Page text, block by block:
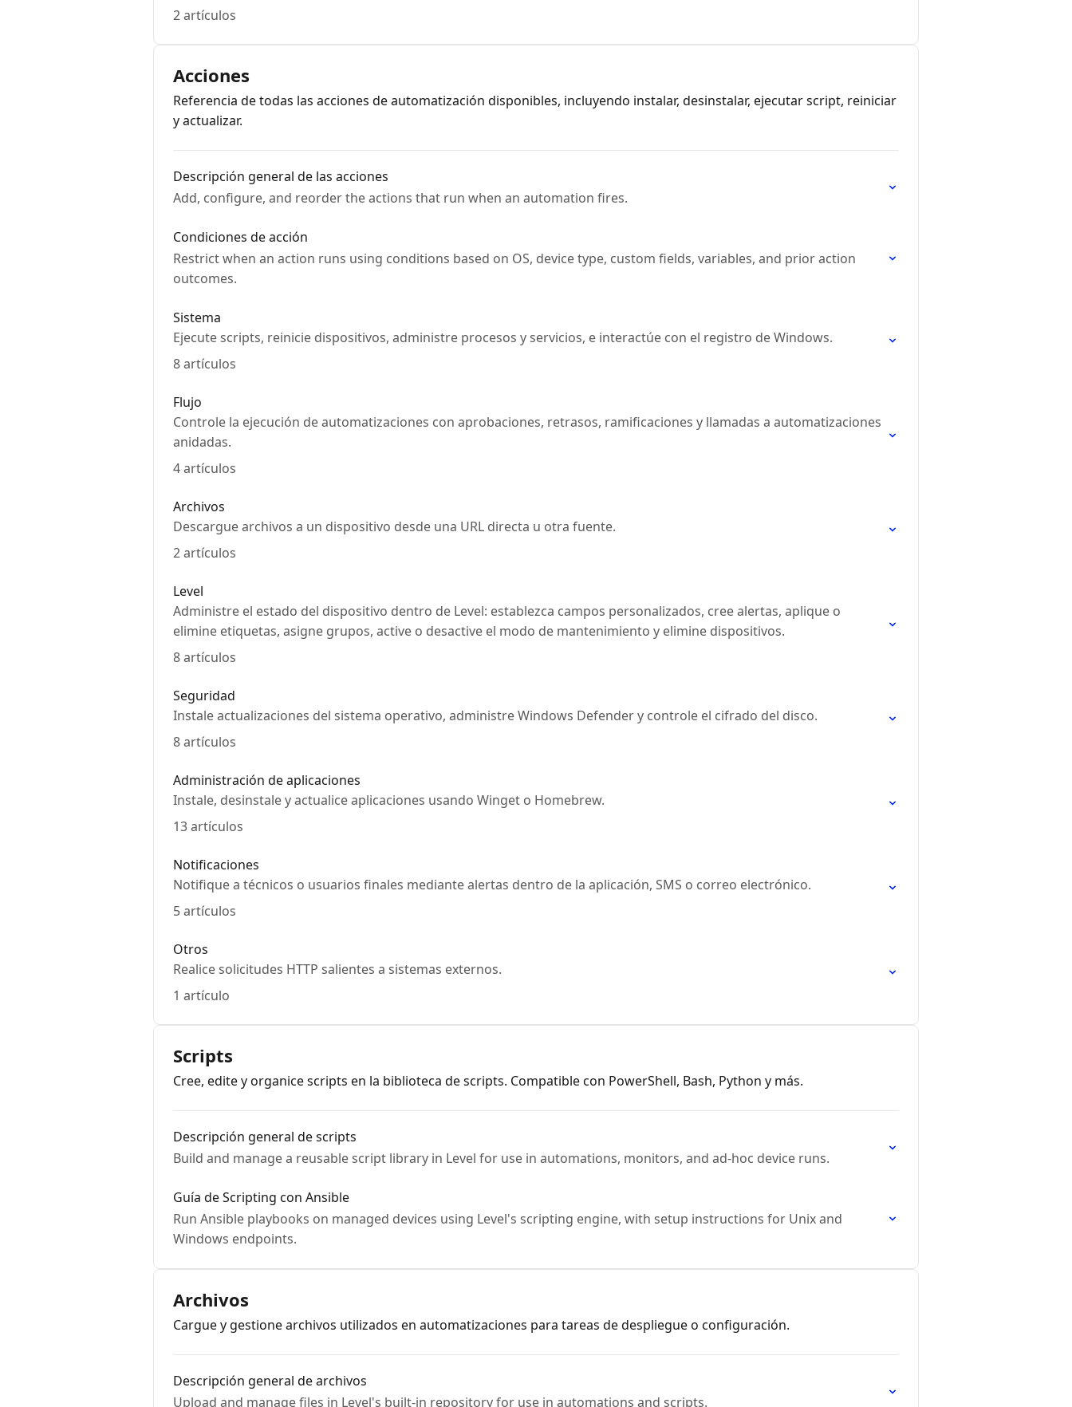
2 artículos
Acciones
Referencia de todas las acciones de automatización disponibles, incluyendo instalar, desinstalar, ejecutar script, reiniciar
y actualizar.
Descripción general de las acciones
Add, configure, and reorder the actions that run when an automation fires.
Condiciones de acción
Restrict when an action runs using conditions based on OS, device type, custom fields, variables, and prior action
outcomes.
Sistema
Ejecute scripts, reinicie dispositivos, administre procesos y servicios, e interactúe con el registro de Windows.
8 artículos
Flujo
Controle la ejecución de automatizaciones con aprobaciones, retrasos, ramificaciones y llamadas a automatizaciones
anidadas.
4 artículos
Archivos
Descargue archivos a un dispositivo desde una URL directa u otra fuente.
2 artículos
Level
Administre el estado del dispositivo dentro de Level: establezca campos personalizados, cree alertas, aplique o
elimine etiquetas, asigne grupos, active o desactive el modo de mantenimiento y elimine dispositivos.
8 artículos
Seguridad
Instale actualizaciones del sistema operativo, administre Windows Defender y controle el cifrado del disco.
8 artículos
Administración de aplicaciones
Instale, desinstale y actualice aplicaciones usando Winget o Homebrew.
13 artículos
Notificaciones
Notifique a técnicos o usuarios finales mediante alertas dentro de la aplicación, SMS o correo electrónico.
5 artículos
Otros
Realice solicitudes HTTP salientes a sistemas externos.
1 artículo
Scripts
Cree, edite y organice scripts en la biblioteca de scripts. Compatible con PowerShell, Bash, Python y más.
Descripción general de scripts
Build and manage a reusable script library in Level for use in automations, monitors, and ad-hoc device runs.
Guía de Scripting con Ansible
Run Ansible playbooks on managed devices using Level's scripting engine, with setup instructions for Unix and
Windows endpoints.
Archivos
Cargue y gestione archivos utilizados en automatizaciones para tareas de despliegue o configuración.
Descripción general de archivos
Upload and manage files in Level's built-in repository for use in automations and scripts.